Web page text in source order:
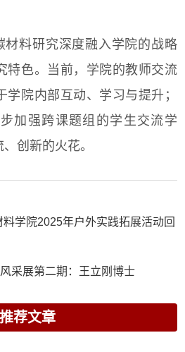
材料研究深度融入学院的战略
特色。当前，学院的教师交流
院内部互动、学习与提升；
加强跨课题组的学生交流学
创新的火花。
学院2025年户外实践拓展活动回
采展第二期：王立刚博士
推荐文章